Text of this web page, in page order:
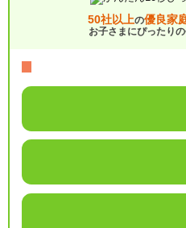
50社以上の優良家
お子さまにぴったり